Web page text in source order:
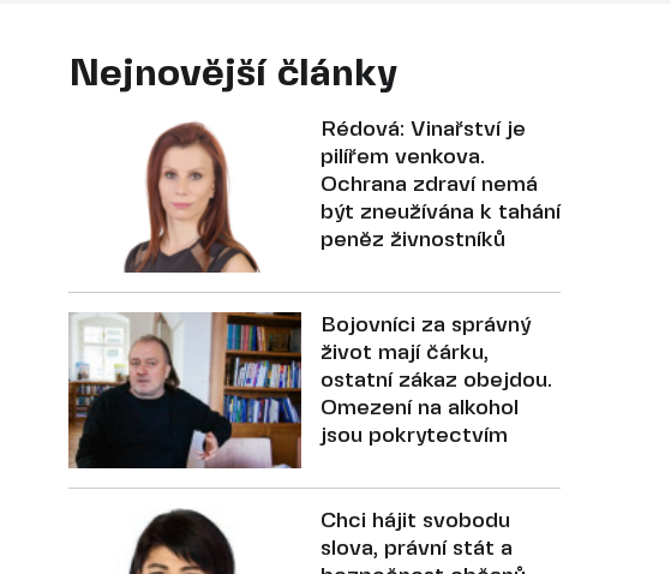
Nejnovější články
Rédová: Vinařství je
pilířem venkova.
Ochrana zdraví nemá
být zneužívána k tahání
peněz živnostníků
Bojovníci za správný
život mají čárku,
ostatní zákaz obejdou.
Omezení na alkohol
jsou pokrytectvím
Chci hájit svobodu
slova, právní stát a